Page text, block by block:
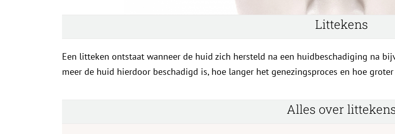
Littekens
Een litteken ontstaat wanneer de huid zich hersteld na een huidbeschadiging na
meer de huid hierdoor beschadigd is, hoe langer het genezingsproces en hoe
Alles over